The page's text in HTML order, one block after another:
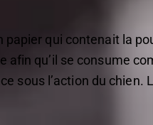
qui contenait la
afin qu’il se consume
sous l’action du chien.